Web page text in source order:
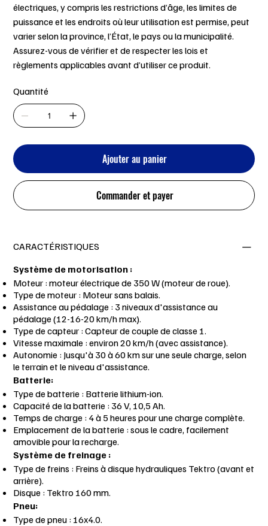
électriques, y compris les restrictions d’âge, les limites de
puissance et les endroits où leur utilisation est permise, peut
varier selon la province, l’État, le pays ou la municipalité.
Assurez-vous de vérifier et de respecter les lois et
règlements applicables avant d’utiliser ce produit.
Quantité
Ajouter au panier
Commander et payer
CARACTÉRISTIQUES
Système de motorisation :
Moteur : moteur électrique de 350 W (moteur de roue).
Type de moteur : Moteur sans balais.
Assistance au pédalage : 3 niveaux d'assistance au
pédalage (12-16-20 km/h max).
Type de capteur : Capteur de couple de classe 1.
Vitesse maximale : environ 20 km/h (avec assistance).
Autonomie : Jusqu'à 30 à 60 km sur une seule charge, selon
le terrain et le niveau d'assistance.
Batterie:
Type de batterie : Batterie lithium-ion.
Capacité de la batterie : 36 V, 10,5 Ah.
Temps de charge : 4 à 5 heures pour une charge complète.
Emplacement de la batterie : sous le cadre, facilement
amovible pour la recharge.
Système de freinage :
Type de freins : Freins à disque hydrauliques Tektro (avant et
arrière).
Disque : Tektro 160 mm.
Pneu:
Type de pneu : 16x4.0.